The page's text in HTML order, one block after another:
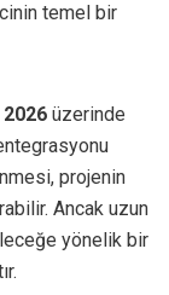
temel bir
üzerinde
projenin
Ancak uzun
yönelik bir